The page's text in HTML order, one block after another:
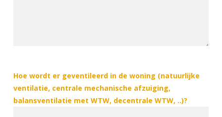
Hoe wordt er geventileerd in de woning (natuurlijke
ventilatie, centrale mechanische afzuiging,
balansventilatie met WTW, decentrale WTW, ..)?